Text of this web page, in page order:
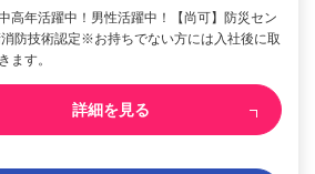
高年活躍中！男性活躍中！【尚可】防災セン
防技術認定※お持ちでない方には入社後に取
ます。
詳細を見る